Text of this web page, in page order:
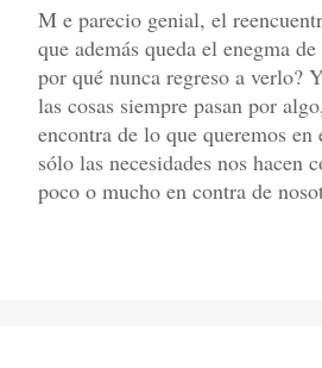
M e parecio genial, el
que además queda el enegma
por qué nunca regreso a verlo?
las cosas siempre pasan por
encontra de lo que queremos en
sólo las necesidades nos hacen
poco o mucho en contra de